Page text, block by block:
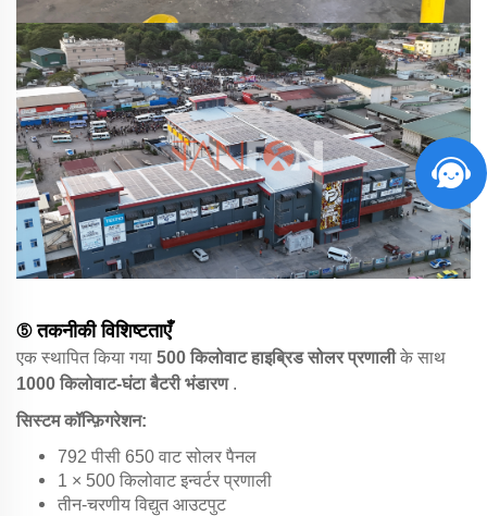
⑤ तकनीकी विशिष्टताएँ
एक स्थापित किया गया 500 किलोवाट हाइब्रिड सोलर प्रणालीके साथ
1000 किलोवाट-घंटा बैटरी भंडारण .
सिस्टम कॉन्फ़िगरेशन:
792 पीसी 650 वाट सोलर पैनल
1 × 500 किलोवाट इन्वर्टर प्रणाली
तीन-चरणीय विद्युत आउटपुट